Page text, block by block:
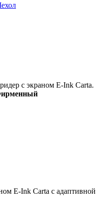
с экраном E-Ink Carta.
E-Ink Carta с адаптивной